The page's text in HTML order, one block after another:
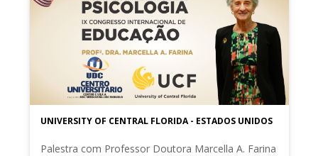
UNIVERSITY OF CENTRAL FLORIDA - ESTADOS UNIDOS
Palestra com Professor Doutora Marcella A. Farina